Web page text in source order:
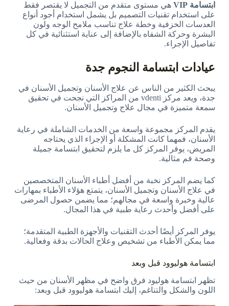
ابتسامة VIP
هي مستوى متقدم من التجميل لا يقتصر فقط
على استخدام تقنيات التصميم بل يشمل استخدام أجود أنواع
العدسات الخزفية وخطة علاج تناسب ملامح الوجه ولون
البشرة وحركة الشفاه بالإضافة إلى عناية استثنائية في كل
تفاصيل الإجراء.
عيادات ابتسامة النجوم جدة
يبحث الكثير من الناس عن علاج الأسنان وتجميل الأسنان في
جدة، ويعد مركز vdenti من المراكز التي نجحت في تحقيق
سمعة متميزة في مجال علاج وتجميل الأسنان.
يقدم المركز مجموعة واسعة من الخدمات الشاملة في رعاية
الأسنان، فمهما كانت المشكلة أو الإجراء الذي يحتاجه
المريض، يوفر المركز كل ما يلزم لتحقيق ابتسامة جميلة
وصحة فم مثالية.
كما يضم المركز نخبة من أفضل أطباء الأسنان المتخصصين
في علاج الأسنان وتجميل الأسنان، يتمتع هؤلاء الأطباء بمهارات
عالية وخبرة واسعة في مجالهم؛ مما يضمن حصول المرضى
على أفضل وأحدث رعاية طبية في هذا المجال.
يوفر المركز أيضًا أحدث التقنيات والأجهزة الطبية المتقدمة؛
مما يمكن الأطباء من تشخيص وعلاج الحالات بدقة وفعالية.
ابتسامة هوليوود قبل وبعد
تظهر ابتسامة هوليود فرق واضح في مظهر الأسنان من حيث
اللون والشكل والتناغم، إليك ابتسامة هوليوود قبل وبعد: